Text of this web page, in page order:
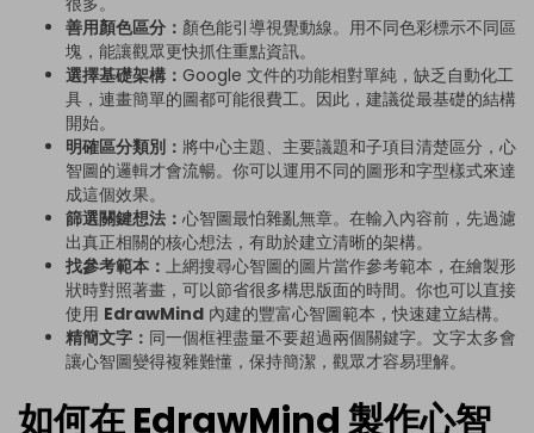
善用顏色區分： 顏色能引導視覺動線。用不同色彩標示不同區
塊，能讓觀眾更快抓住重點資訊。
選擇基礎架構： Google 文件的功能相對單純，缺乏自動化工
具，連畫簡單的圖都可能很費工。因此，建議從最基礎的結構
開始。
明確區分類別： 將中心主題、主要議題和子項目清楚區分，心
智圖的邏輯才會流暢。你可以運用不同的圖形和字型樣式來達
成這個效果。
篩選關鍵想法： 心智圖最怕雜亂無章。在輸入內容前，先過濾
出真正相關的核心想法，有助於建立清晰的架構。
找參考範本： 上網搜尋心智圖的圖片當作參考範本，在繪製形
狀時對照著畫，可以節省很多構思版面的時間。你也可以直接
使用 EdrawMind 內建的豐富心智圖範本，快速建立結構。
精簡文字： 同一個框裡盡量不要超過兩個關鍵字。文字太多會
讓心智圖變得複雜難懂，保持簡潔，觀眾才容易理解。
如何在 EdrawMind 製作心智